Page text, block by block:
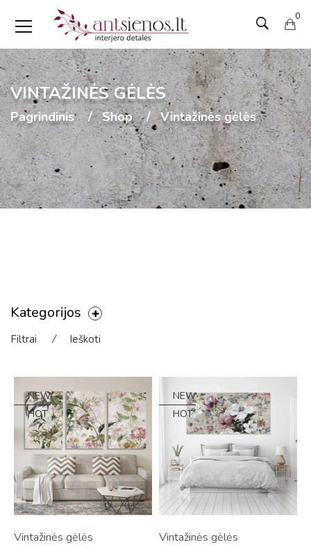
0
VINTAŽINĖS GĖLĖS
Pagrindinis Shop Vintažinės gėlės
Kategorijos
Filtrai ⁄ Ieškoti
NEW
HOT
Vintažinės gėlės
NEW
HOT
Vintažinės gėlės